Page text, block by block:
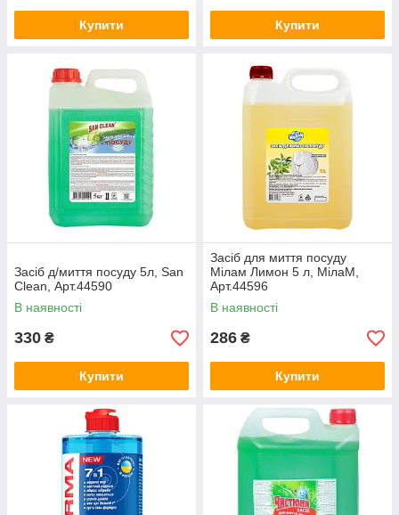
Купити Купити
Засіб д/миття посуду 5л, San
Clean, Арт.44590
В наявності
330 ₴
Купити
Засіб для миття посуду
Мілам Лимон 5 л, МілаМ,
Арт.44596
В наявності
286 ₴
Купити